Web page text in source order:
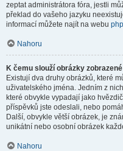
zeptat administrátora fóra, jestli
překlad do vašeho jazyku
informací můžete najít na webu
Nahoru
K čemu slouží obrázky
Existují dva druhy obrázků, které
uživatelského jména. Jedním z
které obvykle vypadají jako
příspěvků jste odeslali, nebo
Další, obvykle větší obrázek, je
unikátní nebo osobní obrázek
Nahoru